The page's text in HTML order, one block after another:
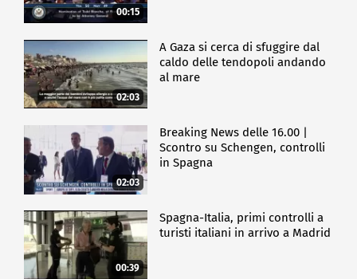
00:15
02:03
A Gaza si cerca di sfuggire dal
caldo delle tendopoli andando
al mare
02:03
Breaking News delle 16.00 |
Scontro su Schengen, controlli
in Spagna
00:39
Spagna-Italia, primi controlli a
turisti italiani in arrivo a Madrid